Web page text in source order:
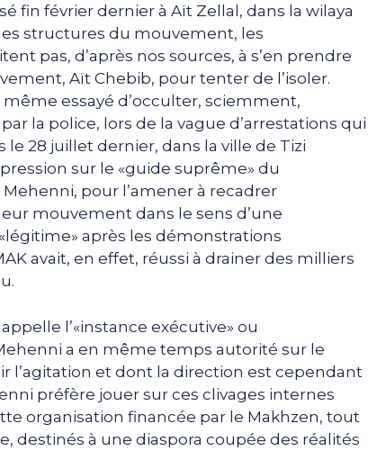
fin février dernier à Aït Zellal, dans la wilaya
structures du mouvement, les
pas, d’après nos sources, à s’en prendre
Aït Chebib, pour tenter de l’isoler.
essayé d’occulter, sciemment,
la police, lors de la vague d’arrestations qui
28 juillet dernier, dans la ville de Tizi
sur le «guide suprême» du
pour l’amener à recadrer
mouvement dans le sens d’une
après les démonstrations
avait, en effet, réussi à drainer des milliers
l’«instance exécutive» ou
a en même temps autorité sur le
l’agitation et dont la direction est cependant
préfère jouer sur ces clivages internes
organisation financée par le Makhzen, tout
destinés à une diaspora coupée des réalités